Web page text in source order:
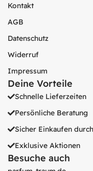
Kontakt
AGB
Datenschutz
Widerruf
Impressum
Deine Vorteile
Schnelle Lieferzeiten
Persönliche Beratung
Sicher Einkaufen
Exklusive Aktionen
Besuche auch